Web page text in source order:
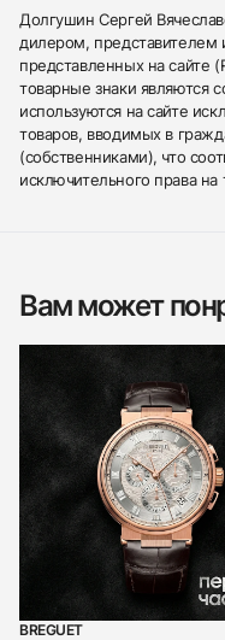
Долгушин Сергей
дилером,
представленных на сайте
товарные знаки являются
используются на сайте
товаров, вводимых в
(собственниками), что
исключительного права на
Вам может
BREGUET